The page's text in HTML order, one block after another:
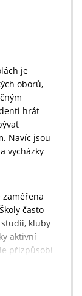
je
oborů,
hrát
Navíc jsou
vycházky
zaměřena
často
kluby
aktivní
přizpůsobí